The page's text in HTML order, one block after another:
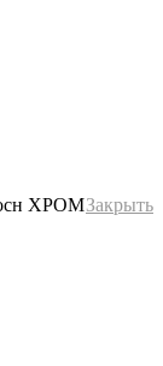
осн ХРОМЗакрыть